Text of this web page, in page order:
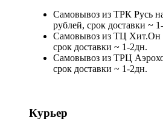
Самовывоз из ТРК Русь
рублей, срок доставки ~
Самовывоз из ТЦ Хит.Он
срок доставки ~ 1-2дн.
Самовывоз из ТРЦ
срок доставки ~ 1-2дн.
Курьер